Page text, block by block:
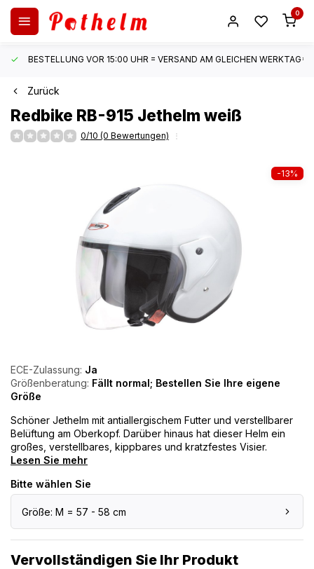
0
BESTELLUNG VOR 15:00 UHR = VERSAND AM GLEICHEN WERKTAG*
Zurück
Redbike RB-915 Jethelm weiß
0/10 (0 Bewertungen)
-13%
ECE-Zulassung: Ja
Größenberatung: Fällt normal; Bestellen Sie Ihre eigene
Größe
Schöner Jethelm mit antiallergischem Futter und verstellbarer
Belüftung am Oberkopf. Darüber hinaus hat dieser Helm ein
großes, verstellbares, kippbares und kratzfestes Visier.
Lesen Sie mehr
Bitte wählen Sie
Größe: M = 57 - 58 cm
Vervollständigen Sie Ihr Produkt